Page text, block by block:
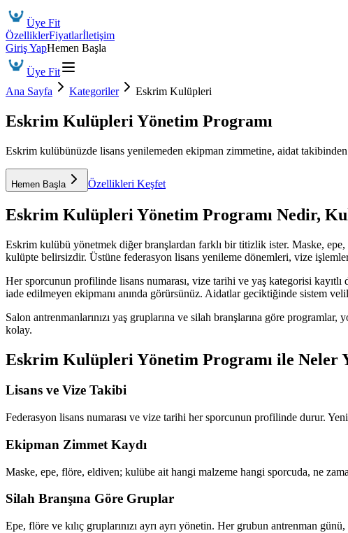
Üye Fit
ÖzelliklerFiyatlarİletişim
Giriş YapHemen Başla
Üye Fit
Ana Sayfa
Kategoriler Eskrim Kulüpleri
Eskrim Kulüpleri Yönetim Programı
Eskrim kulübünüzde lisans yenilemeden ekipman zimmetine, aidat
Hemen Başla Özellikleri Keşfet
Eskrim Kulüpleri Yönetim Programı Nedir,
Eskrim kulübü yönetmek diğer branşlardan farklı bir titizlik ister. Maske,
kulüpte belirsizdir. Üstüne federasyon lisans yenileme dönemleri, vize
Her sporcunun profilinde lisans numarası, vize tarihi ve yaş kategorisi
iade edilmeyen ekipmanı anında görürsünüz. Aidatlar geciktiğinde sistem
Salon antrenmanlarınızı yaş gruplarına ve silah branşlarına göre
kolay.
Eskrim Kulüpleri Yönetim Programı ile Neler
Lisans ve Vize Takibi
Federasyon lisans numarası ve vize tarihi her sporcunun profilinde durur.
Ekipman Zimmet Kaydı
Maske, epe, flöre, eldiven; kulübe ait hangi malzeme hangi sporcuda, ne
Silah Branşına Göre Gruplar
Epe, flöre ve kılıç gruplarınızı ayrı ayrı yönetin. Her grubun antrenman